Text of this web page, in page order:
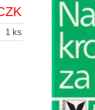
1 ks